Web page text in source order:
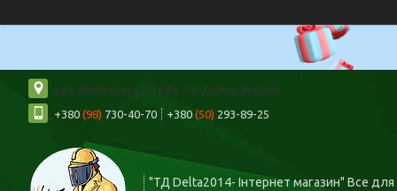
вул. Матросова 20 офіс 14, Харків, Україна
+380 (98) 730-40-70 +380 (50) 293-89-25
"ТД Delta2014- Інтернет магазин" Все для